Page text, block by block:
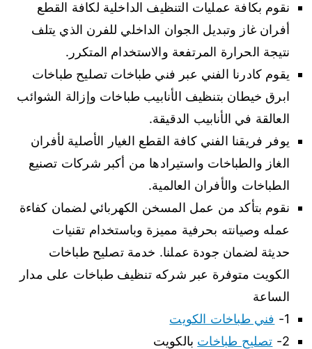
نقوم بكافة عمليات التنظيف الداخلية لكافة القطع
أفران غاز وتبديل الجوان الداخلي للفرن الذي يتلف
نتيجة الحرارة المرتفعة والاستخدام المتكرر.
يقوم كادرنا الفني عبر فني طباخات تصليح طباخات
ابرق خيطان بتنظيف الأنابيب طباخات وإزالة الشوائب
العالقة في الأنابيب الدقيقة.
يوفر فريقنا الفني كافة القطع الغيار الأصلية لأفران
الغاز والطباخات واستيرادها من أكبر شركات تصنيع
الطباخات والأفران العالمية.
نقوم بتأكد من عمل المسخن الكهربائي لضمان كفاءة
عمله وصيانته بحرفية مميزة وباستخدام تقنيات
حديثة لضمان جودة عملنا. خدمة تصليح طباخات
الكويت متوفرة عبر شركه تنظيف طباخات على مدار
الساعة
1-
فني طباخات الكويت
2-
تصليح طباخات بالكويت